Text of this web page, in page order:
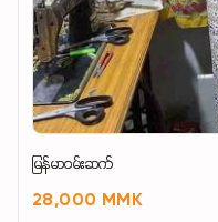
မြန်မာဝမ်းဆက်
28,000 MMK